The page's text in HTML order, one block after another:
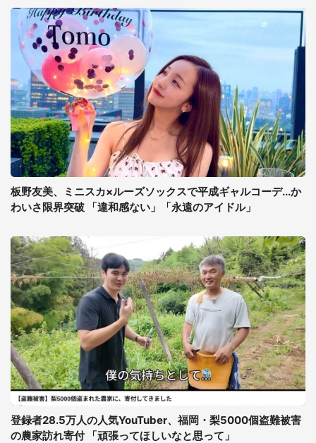
板野友美、ミニスカ×ルーズソックスで平成ギャルコーデ...か
わいさ限界突破 「違和感ない」「永遠のアイドル」
登録者28.5万人の人気YouTuber、福岡・梨5000個盗難被害
の農家訪れ寄付 「頑張ってほしいなと思って」